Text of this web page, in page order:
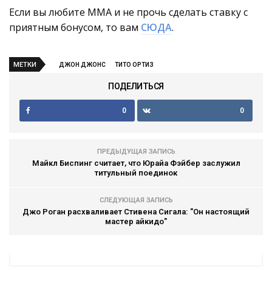
Если вы любите ММА и не прочь сделать ставку с
приятным бонусом, то вам СЮДА.
МЕТКИ ДЖОН ДЖОНС ТИТО ОРТИЗ
ПОДЕЛИТЬСЯ
0 0
ПРЕДЫДУЩАЯ ЗАПИСЬ
Майкл Биспинг считает, что Юрайа Фэйбер заслужил
титульный поединок
СЛЕДУЮЩАЯ ЗАПИСЬ
Джо Роган расхваливает Стивена Сигала: "Он настоящий
мастер айкидо"